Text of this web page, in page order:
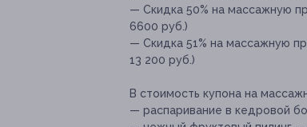
— Скидка 50% на массажную
6600 руб.)
— Скидка 51% на массажную
13 200 руб.)
В стоимость купона на
— распаривание в кедровой